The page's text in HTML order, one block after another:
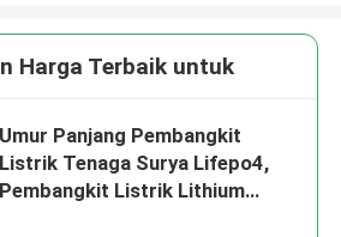
Harga Terbaik untuk
Umur Panjang Pembangkit
Listrik Tenaga Surya Lifepo4,
Pembangkit Listrik Lithium